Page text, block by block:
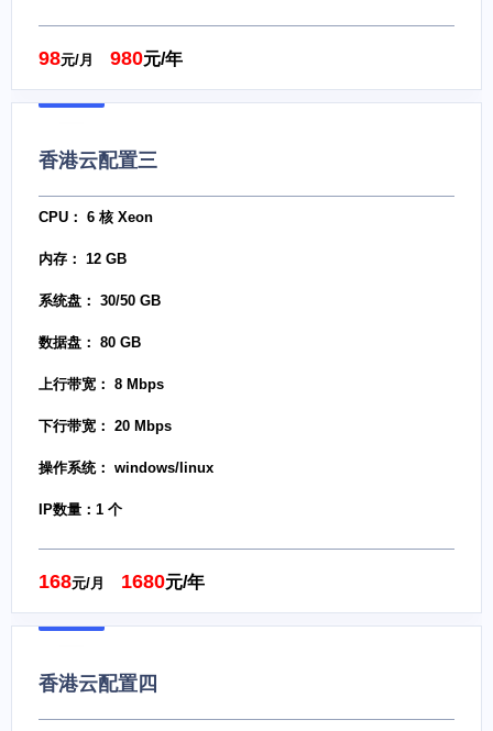
98元/月 980元/年
香港云配置三
CPU： 6 核 Xeon
内存： 12 GB
系统盘： 30/50 GB
数据盘： 80 GB
上行带宽： 8 Mbps
下行带宽： 20 Mbps
操作系统： windows/linux
IP数量：1 个
168元/月 1680元/年
香港云配置四